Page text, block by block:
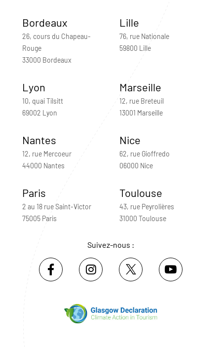
Bordeaux
26, cours du Chapeau-
Rouge
33000 Bordeaux
Lille
76, rue Nationale
59800 Lille
Lyon
10, quai Tilsitt
69002 Lyon
Marseille
12, rue Breteuil
13001 Marseille
Nantes
12, rue Mercoeur
44000 Nantes
Nice
62, rue Gioffredo
06000 Nice
Paris
2 au 18 rue Saint-Victor
75005 Paris
Toulouse
43, rue Peyrolières
31000 Toulouse
Suivez-nous :